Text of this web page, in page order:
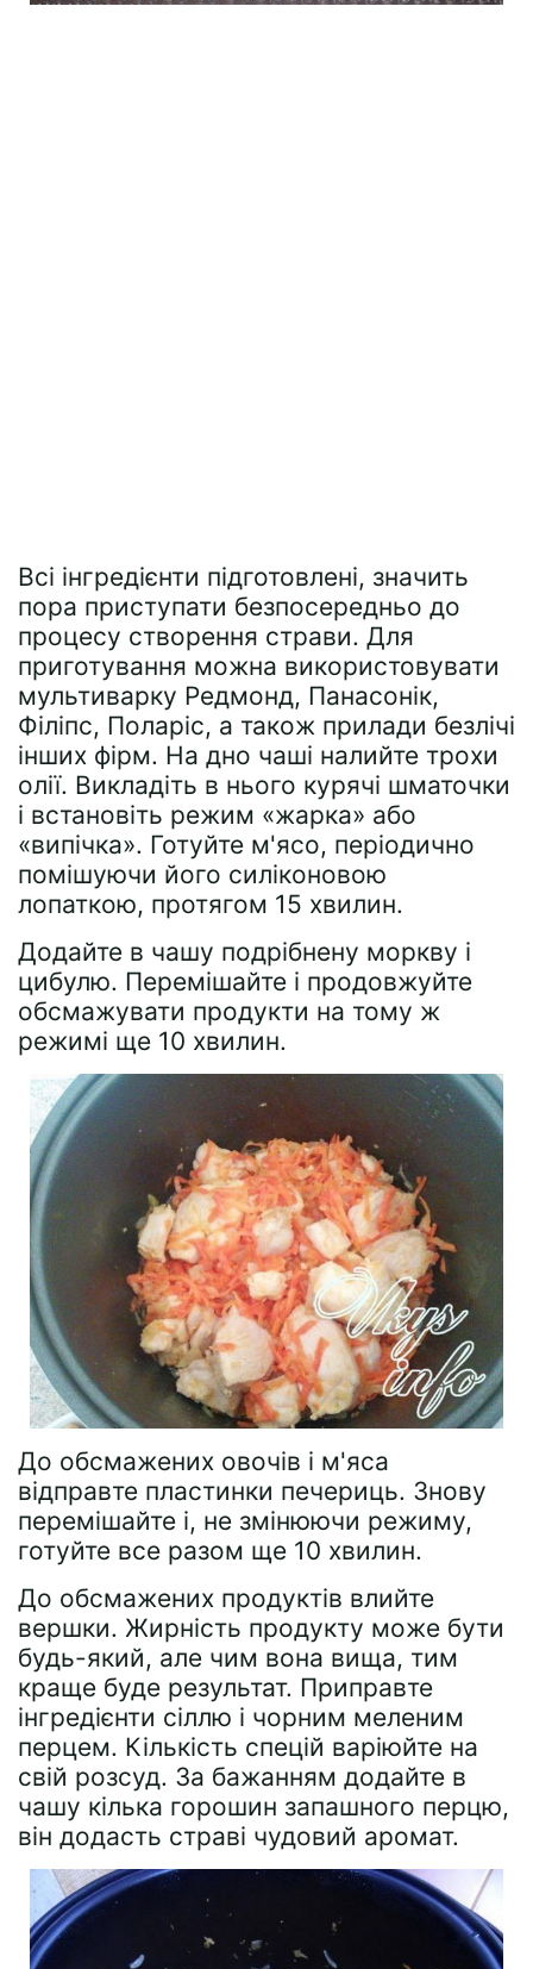
Всі інгредієнти підготовлені, значить
пора приступати безпосередньо до
процесу створення страви. Для
приготування можна використовувати
мультиварку Редмонд, Панасонік,
Філіпс, Поларіс, а також прилади безлічі
інших фірм. На дно чаші налийте трохи
олії. Викладіть в нього курячі шматочки
і встановіть режим «жарка» або
«випічка». Готуйте м'ясо, періодично
помішуючи його силіконовою
лопаткою, протягом 15 хвилин.
Додайте в чашу подрібнену моркву і
цибулю. Перемішайте і продовжуйте
обсмажувати продукти на тому ж
режимі ще 10 хвилин.
До обсмажених овочів і м'яса
відправте пластинки печериць. Знову
перемішайте і, не змінюючи режиму,
готуйте все разом ще 10 хвилин.
До обсмажених продуктів влийте
вершки. Жирність продукту може бути
будь-який, але чим вона вища, тим
краще буде результат. Приправте
інгредієнти сіллю і чорним меленим
перцем. Кількість спецій варіюйте на
свій розсуд. За бажанням додайте в
чашу кілька горошин запашного перцю,
він додасть страві чудовий аромат.